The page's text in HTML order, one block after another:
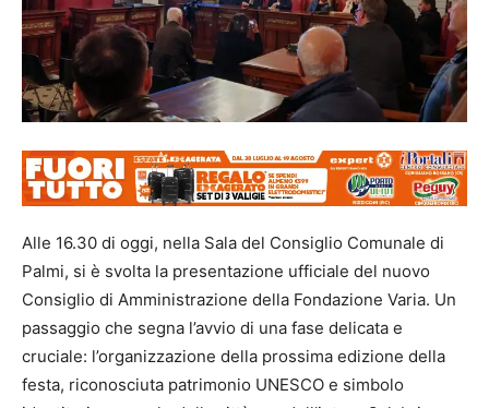
Alle 16.30 di oggi, nella Sala del Consiglio Comunale di
Palmi, si è svolta la presentazione ufficiale del nuovo
Consiglio di Amministrazione della Fondazione Varia. Un
passaggio che segna l’avvio di una fase delicata e
cruciale: l’organizzazione della prossima edizione della
festa, riconosciuta patrimonio UNESCO e simbolo